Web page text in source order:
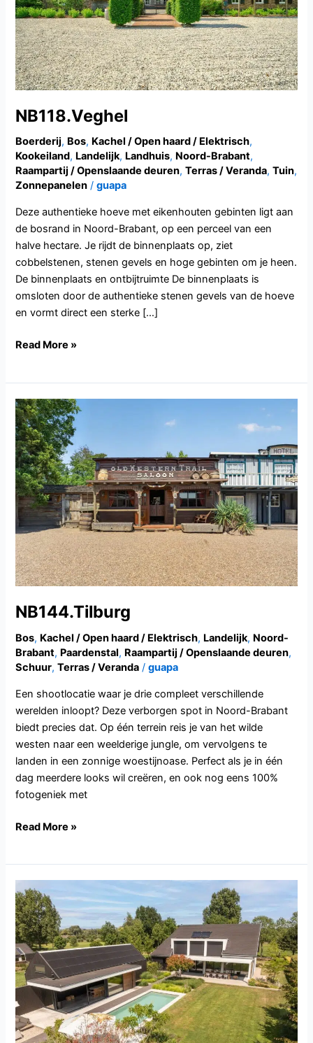
NB118.Veghel
Boerderij, Bos, Kachel / Open haard / Elektrisch,
Kookeiland, Landelijk, Landhuis, Noord-Brabant,
Raampartij / Openslaande deuren,Terras / Veranda,Tuin,
Zonnepanelen /guapa
Deze authentieke hoeve met eikenhouten gebinten ligt aan
de bosrand in Noord-Brabant, op een perceel van een
halve hectare. Je rijdt de binnenplaats op, ziet
cobbelstenen, stenen gevels en hoge gebinten om je heen.
De binnenplaats en ontbijtruimte De binnenplaats is
omsloten door de authentieke stenen gevels van de hoeve
en vormt direct een sterke […]
Read More »
NB144.Tilburg
Bos, Kachel / Open haard / Elektrisch, Landelijk, Noord-
Brabant, Paardenstal, Raampartij / Openslaande deuren,
Schuur,Terras / Veranda /guapa
Een shootlocatie waar je drie compleet verschillende
werelden inloopt? Deze verborgen spot in Noord-Brabant
biedt precies dat. Op één terrein reis je van het wilde
westen naar een weelderige jungle, om vervolgens te
landen in een zonnige woestijnoase. Perfect als je in één
dag meerdere looks wil creëren, en ook nog eens 100%
fotogeniek met
NB144.Tilburg
Read More »
NB147.Boxtel